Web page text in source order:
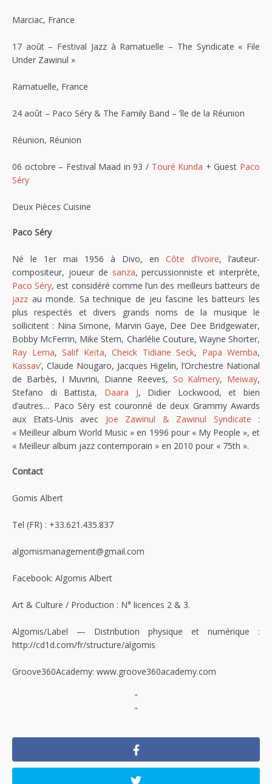
Marciac, France
17 août – Festival Jazz à Ramatuelle – The Syndicate « File
Under Zawinul »
Ramatuelle, France
24 août – Paco Séry & The Family Band – ‘île de la Réunion
Réunion, Réunion
06 octobre – Festival Maad in 93 / Touré Kunda + Guest Paco
Séry
Deux Pièces Cuisine
Paco Séry
Né le 1er mai 1956 à Divo, en Côte d’Ivoire, l’auteur-
compositeur, joueur de sanza, percussionniste et interprète,
Paco Séry, est considéré comme l’un des meilleurs batteurs de
jazz au monde. Sa technique de jeu fascine les batteurs les
plus respectés et divers grands noms de la musique le
sollicitent : Nina Simone, Marvin Gaye, Dee Dee Bridgewater,
Bobby McFerrin, Mike Stern, Charlélie Couture, Wayne Shorter,
Ray Lema, Salif Keïta, Cheick Tidiane Seck, Papa Wemba,
Kassav’, Claude Nougaro, Jacques Higelin, l’Orchestre National
de Barbès, I Muvrini, Dianne Reeves, So Kalmery, Meiway,
Stefano di Battista, Daara J, Didier Lockwood, et bien
d’autres… Paco Séry est couronné de deux Grammy Awards
aux Etats-Unis avec Joe Zawinul & Zawinul Syndicate :
« Meilleur album World Music » en 1996 pour « My People », et
« Meilleur album jazz contemporain » en 2010 pour « 75th ».
Contact
Gomis Albert
Tel (FR) : +33.621.435.837
algomismanagement@gmail.com
Facebook: Algomis Albert
Art & Culture / Production : N° licences 2 & 3.
Algomis/Label — Distribution physique et numérique :
http://cd1d.com/fr/structure/algomis
Groove360Academy: www.groove360academy.com
"
"